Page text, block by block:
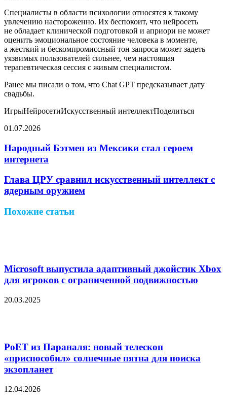
Специалисты в области психологии относятся к такому
увлечению настороженно. Их беспокоит, что нейросеть
не обладает клинической подготовкой и априори не может
оценить эмоциональное состояние человека в моменте,
а жесткий и бескомпромиссный тон запроса может задеть
уязвимых пользователей сильнее, чем настоящая
терапевтическая сессия с живым специалистом.
Ранее мы писали о том, что Chat GPT предсказывает дату
свадьбы.
ИгрыНейросетиИскусственный интеллектПоделиться
01.07.2026
через
электронную
почту
Народный Бэтмен из Мексики стал героем
интернета
Глава ЦРУ сравнил искусственный интеллект с
ядерным оружием
Похожие статьи
Microsoft выпустила адаптивный джойстик Xbox
для игроков с ограниченной подвижностью
20.03.2025
PoET из Параналя: новый телескоп
«приспособил» солнечные пятна для поиска
экзопланет
12.04.2026